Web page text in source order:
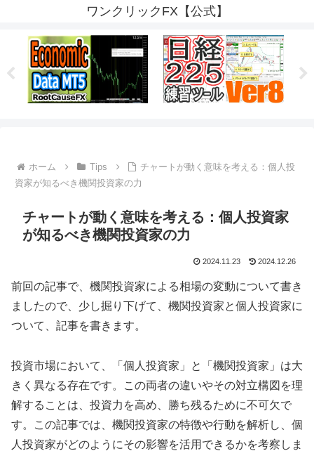
ワンクリックFX【公式】
ホーム Tips
チャートが動く意味を考える：個人投
資家が知るべき機関投資家の力
チャートが動く意味を考える：個人投資家
が知るべき機関投資家の力
2024.11.23 2024.12.26
前回の記事で、機関投資家による相場の変動について書き
ましたので、少し掘り下げて、機関投資家と個人投資家に
ついて、記事を書きます。
投資市場において、「個人投資家」と「機関投資家」は大
きく異なる存在です。この両者の違いやその対立構図を理
解することは、投資力を高め、勝ち残るために不可欠で
す。この記事では、機関投資家の特徴や行動を解析し、個
人投資家がどのようにその影響を活用できるかを考察しま